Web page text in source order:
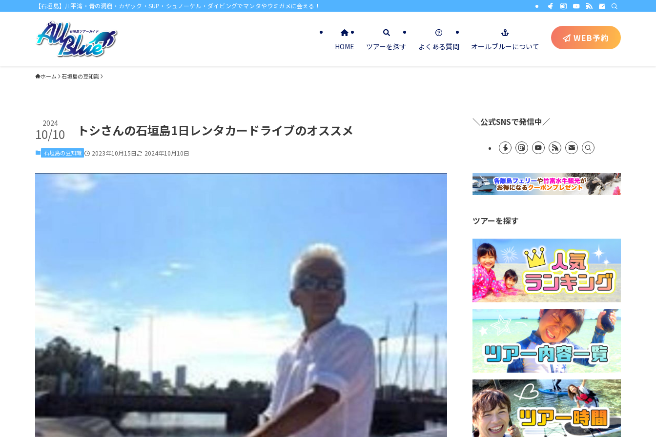
【石垣島】川平湾・青の洞窟・カヤック・SUP・シュノーケル・ダイビングでマンタやウミガメに会える！
HOME ツアーを探す よくある質問 オールブルーについて
WEB予約
ホーム 石垣島の豆知識
トシさんの石垣島1日レンタカードライブのオススメ
2024
10/10
石垣島の豆知識 2023年10月15日 2024年10月10日
＼公式SNSで発信中／
ツアーを探す